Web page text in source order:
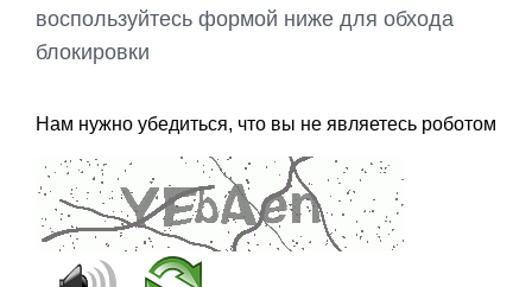
воспользуйтесь формой ниже для обхода
блокировки
Нам нужно убедиться, что вы не являетесь роботом